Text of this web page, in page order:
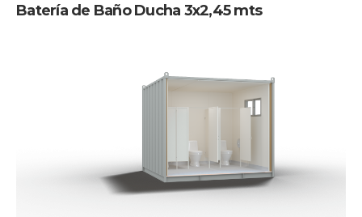
Batería de Baño Ducha 3x2,45 mts